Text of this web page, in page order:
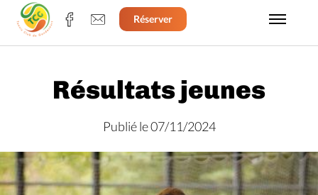
Réserver
Résultats jeunes
Publié le 07/11/2024